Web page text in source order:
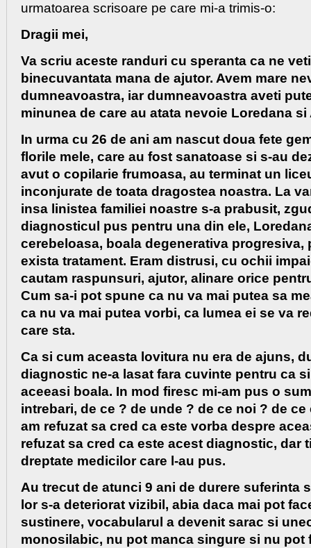
urmatoarea scrisoare pe care mi-a trimis-o:
Dragii mei,
Va scriu aceste randuri cu speranta ca ne
binecuvantata mana de ajutor. Avem mare
dumneavoastra, iar dumneavoastra aveti
minunea de care au atata nevoie Loredana si
In urma cu 26 de ani am nascut doua fete
florile mele, care au fost sanatoase si s-au
avut o copilarie frumoasa, au terminat un
inconjurate de toata dragostea noastra. La
insa linistea familiei noastre s-a prabusit,
diagnosticul pus pentru una din ele,
cerebeloasa, boala degenerativa progresiva,
exista tratament. Eram distrusi, cu ochii
cautam raspunsuri, ajutor, alinare orice
Cum sa-i pot spune ca nu va mai putea sa
ca nu va mai putea vorbi, ca lumea ei se va
care sta.
Ca si cum aceasta lovitura nu era de ajuns,
diagnostic ne-a lasat fara cuvinte pentru ca
aceeasi boala. In mod firesc mi-am pus o
intrebari, de ce ? de unde ? de ce noi ? de
am refuzat sa cred ca este vorba despre
refuzat sa cred ca este acest diagnostic, dar
dreptate medicilor care l-au pus.
Au trecut de atunci 9 ani de durere suferinta
lor s-a deteriorat vizibil, abia daca mai pot
sustinere, vocabularul a devenit sarac si
monosilabic, nu pot manca singure si nu pot